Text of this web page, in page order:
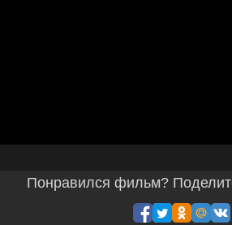
Понравился фильм?